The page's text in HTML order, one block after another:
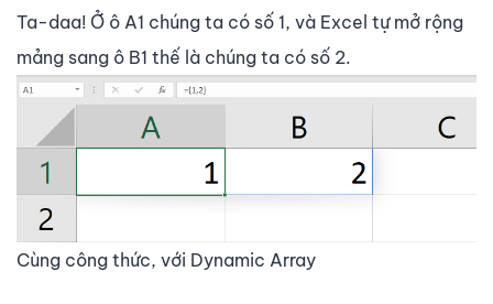
Ta-daa! Ở ô A1 chúng ta có số 1, và Excel tự mở rộng
mảng sang ô B1 thế là chúng ta có số 2.
Cùng công thức, với Dynamic Array